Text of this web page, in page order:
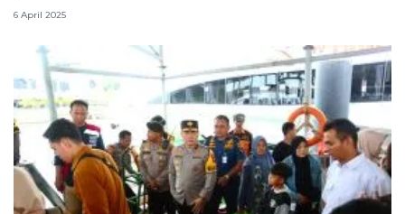
6 April 2025